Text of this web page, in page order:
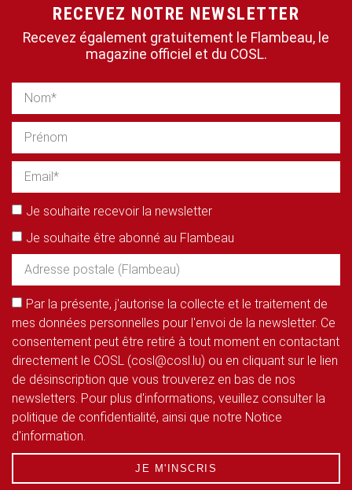
RECEVEZ NOTRE NEWSLETTER
Recevez également gratuitement le Flambeau, le
magazine officiel et du COSL.
Je souhaite recevoir la newsletter
Je souhaite être abonné au Flambeau
Par la présente, j'autorise la collecte et le traitement de
mes données personnelles pour l'envoi de la newsletter. Ce
consentement peut être retiré à tout moment en contactant
directement le COSL (cosl@cosl.lu) ou en cliquant sur le lien
de désinscription que vous trouverez en bas de nos
newsletters. Pour plus d'informations, veuillez consulter la
politique de confidentialité, ainsi que notre Notice
d'information.
JE M'INSCRIS